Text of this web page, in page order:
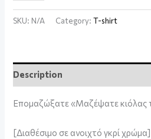
SKU: N/A Category:T-shirt
Description
Επομαζώξατε «Μαζέψατε κιόλας
[Διαθέσιμο σε ανοιχτό γκρί χρώμα]